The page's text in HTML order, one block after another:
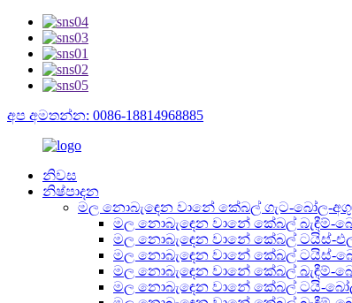
අප අමතන්න: 0086-18814968885
නිවස
නිෂ්පාදන
මල නොබැඳෙන වානේ කේබල් ගැට-බෝල-
මල නොබැඳෙන වානේ කේබල් බැඳීම්-
මල නොබැඳෙන වානේ කේබල් ටයිස්-
මල නොබැඳෙන වානේ කේබල්
මල නොබැඳෙන වානේ කේබල් බැඳීම්-
මල නොබැඳෙන වානේ කේබල් ටයි-